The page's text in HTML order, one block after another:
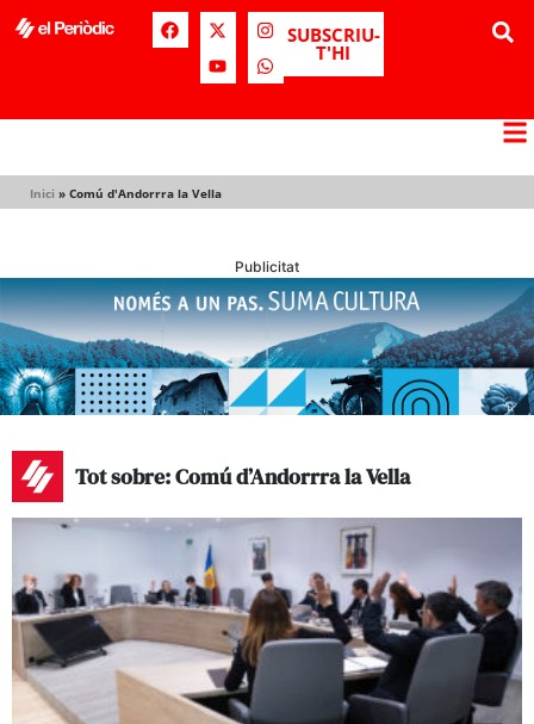
SUBSCRIU-
T'HI
Inici » Comú d'Andorrra la Vella
Publicitat
Tot sobre: Comú d’Andorrra la Vella